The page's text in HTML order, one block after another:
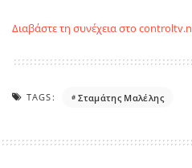
Διαβάστε τη συνέχεια στο
TAGS: Σταμάτης Μαλέλης